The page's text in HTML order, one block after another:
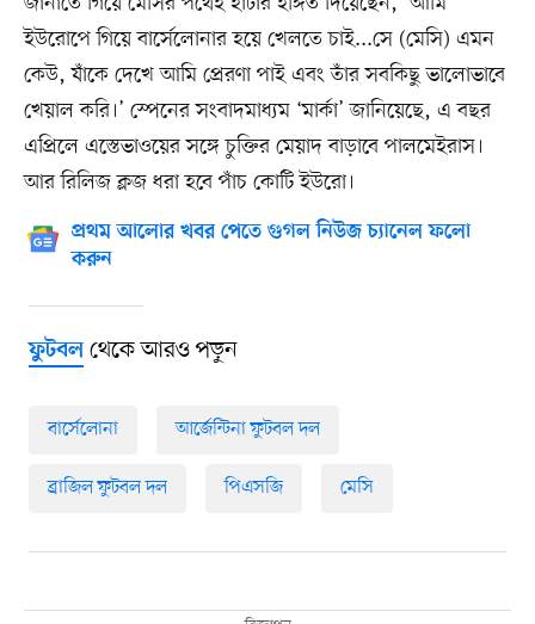
ইউরোপে গিয়ে বার্সেলোনার হয়ে খেলতে চাই...সে (মেসি) এমন
কেউ, যাঁকে দেখে আমি প্রেরণা পাই এবং তাঁর সবকিছু ভালোভাবে
খেয়াল করি।’ স্পেনের সংবাদমাধ্যম ‘মার্কা’ জানিয়েছে, এ বছর
এপ্রিলে এস্তেভাওয়ের সঙ্গে চুক্তির মেয়াদ বাড়াবে পালমেইরাস।
আর রিলিজ ক্লজ ধরা হবে পাঁচ কোটি ইউরো।
প্রথম আলোর খবর পেতে গুগল নিউজ চ্যানেল ফলো
করুন
ফুটবলথেকে আরও পড়ুন
বার্সেলোনা আর্জেন্টিনা ফুটবল দল
ব্রাজিল ফুটবল দল পিএসজি মেসি